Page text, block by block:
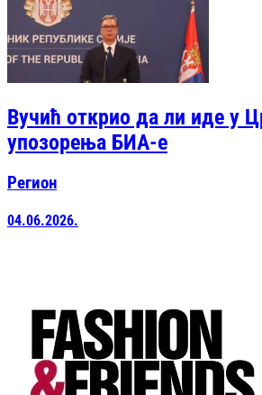
Вучић открио да ли иде у
упозорења БИА-е
Регион
04.06.2026.